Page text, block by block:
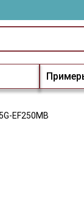
EF250MB